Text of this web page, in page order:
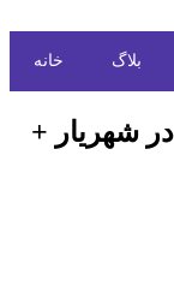
خانه بلاگ
شهریار +